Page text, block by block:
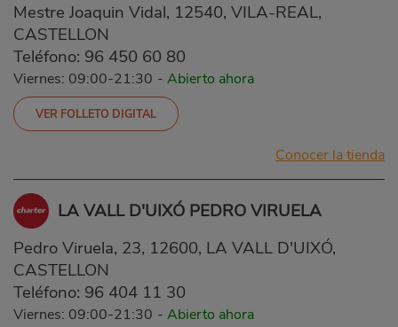
Mestre Joaquin Vidal, 12540, VILA-REAL,
CASTELLON
Teléfono: 96 450 60 80
Viernes: 09:00-21:30 - Abierto ahora
VER FOLLETO DIGITAL
Conocer la tienda
LA VALL D'UIXÓ PEDRO VIRUELA
Pedro Viruela, 23, 12600, LA VALL D'UIXÓ,
CASTELLON
Teléfono: 96 404 11 30
Viernes: 09:00-21:30 - Abierto ahora